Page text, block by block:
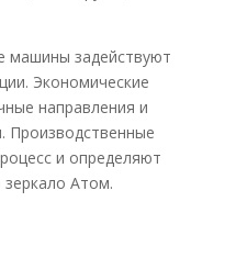
машины задействуют
Экономические
направления и
Производственные
и определяют
Атом.